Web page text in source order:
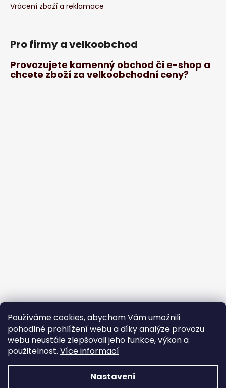
Používáme cookies, abychom Vám umožnili
pohodlné prohlížení webu a díky analýze provozu
webu neustále zlepšovali jeho funkce, výkon a
použitelnost. Více informací
Nastavení
Vrácení zboží a reklamace
Pro firmy a velkoobchod
Provozujete kamenný obchod či e-shop a
chcete zboží za velkoobchodní ceny?